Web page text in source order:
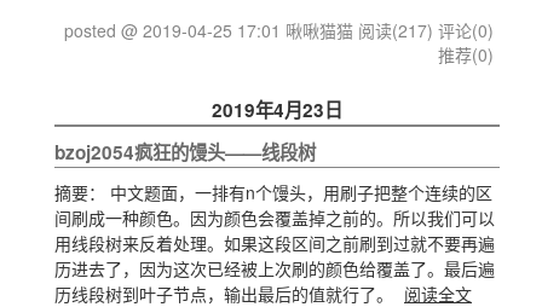
posted @ 2019-04-25 17:01 啾啾猫猫 阅读(217) 评论(0)
推荐(0)
2019年4月23日
bzoj2054疯狂的馒头——线段树
摘要： 中文题面，一排有n个馒头，用刷子把整个连续的区
间刷成一种颜色。因为颜色会覆盖掉之前的。所以我们可以
用线段树来反着处理。如果这段区间之前刷到过就不要再遍
历进去了，因为这次已经被上次刷的颜色给覆盖了。最后遍
历线段树到叶子节点，输出最后的值就行了。
阅读全文